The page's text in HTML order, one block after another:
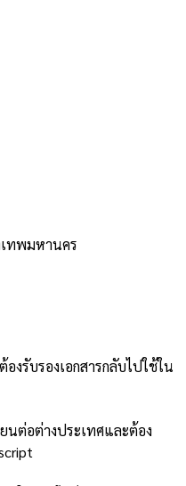
ทพมหานคร
งรับรองเอกสารกลับไปใช้ใน
นต่อต่างประเทศและต้อง